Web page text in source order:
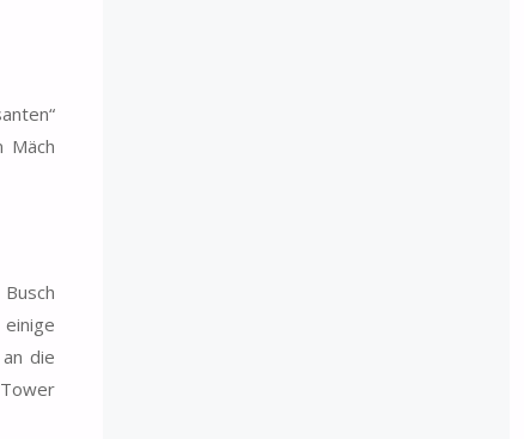
Mäch
die